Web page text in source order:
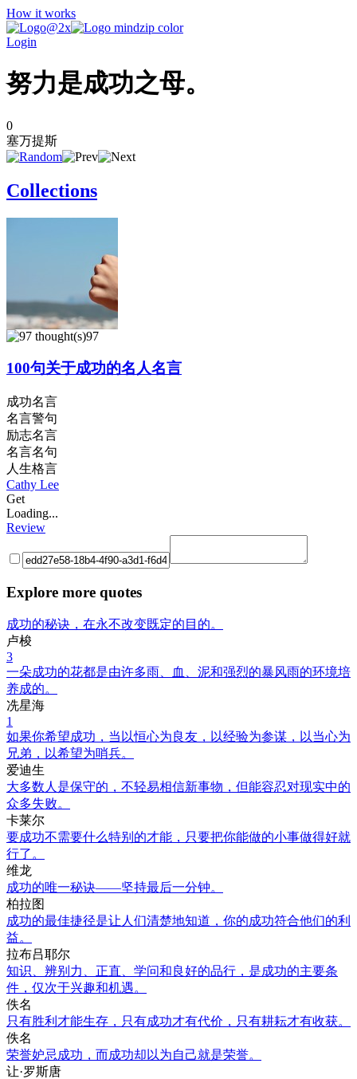
How it works
Login
努力是成功之母。
0
塞万提斯
Collections
97
100句关于成功的名人名言
成功名言
名言警句
励志名言
名言名句
人生格言
Cathy Lee
Get
Loading...
Review
Explore more quotes
成功的秘诀，在永不改变既定的目的。
卢梭
3
一朵成功的花都是由许多雨、血、泥和强烈的暴风雨的环境培
养成的。
冼星海
1
如果你希望成功，当以恒心为良友，以经验为参谋，以当心为
兄弟，以希望为哨兵。
爱迪生
大多数人是保守的，不轻易相信新事物，但能容忍对现实中的
众多失败。
卡莱尔
要成功不需要什么特别的才能，只要把你能做的小事做得好就
行了。
维龙
成功的唯一秘诀——坚持最后一分钟。
柏拉图
成功的最佳捷径是让人们清楚地知道，你的成功符合他们的利
益。
拉布吕耶尔
知识、辨别力、正直、学问和良好的品行，是成功的主要条
件，仅次于兴趣和机遇。
佚名
只有胜利才能生存，只有成功才有代价，只有耕耘才有收获。
佚名
荣誉妒忌成功，而成功却以为自己就是荣誉。
让·罗斯唐